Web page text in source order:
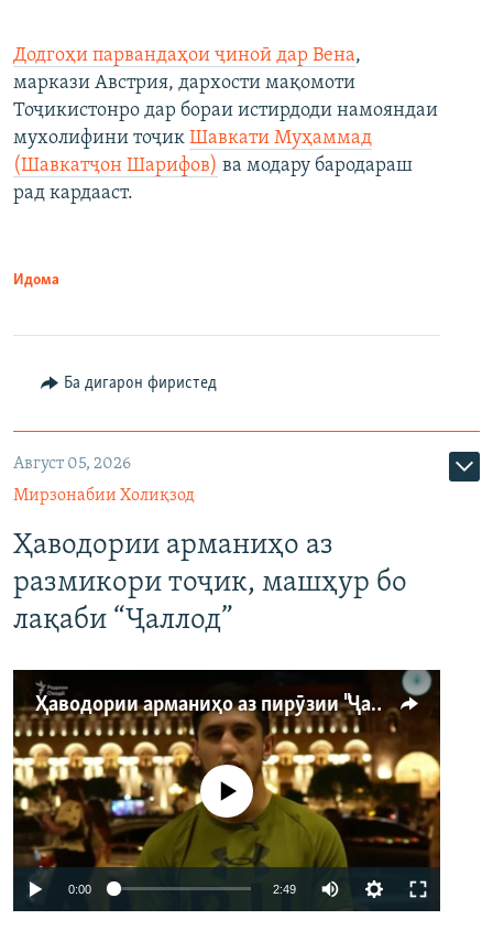
Додгоҳи парвандаҳои ҷиноӣ дар Вена,
маркази Австрия, дархости мақомоти
Тоҷикистонро дар бораи истирдоди намояндаи
мухолифини тоҷик Шавкати Муҳаммад
(Шавкатҷон Шарифов) ва модару бародараш
рад кардааст.
Идома
Ба дигарон фиристед
Август 05, 2026
Мирзонабии Холиқзод
Ҳаводории арманиҳо аз
размикори тоҷик, машҳур бо
лақаби “Ҷаллод”
Ҳаводории арманиҳо аз пирӯзии "Ҷаллод"-и тоҷик
Феълан кор намекунад
0:00 2:49